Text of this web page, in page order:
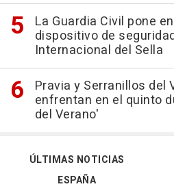
La Guardia Civil pone
dispositivo de
Internacional del Sella
Pravia y Serranillos del
enfrentan en el quinto
del Verano'
ÚLTIMAS NOTICIAS
ESPAÑA